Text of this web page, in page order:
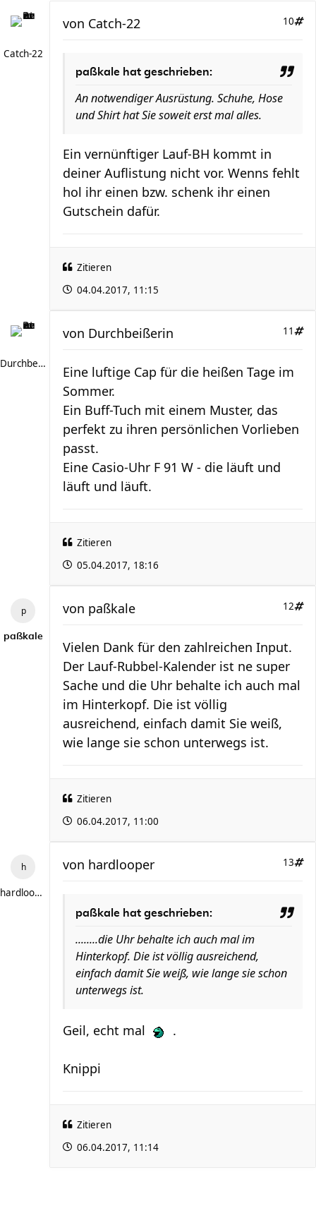
Catch-22
10
von Catch-22
paßkale hat geschrieben:
An notwendiger Ausrüstung. Schuhe, Hose
und Shirt hat Sie soweit erst mal alles.
Ein vernünftiger Lauf-BH kommt in
deiner Auflistung nicht vor. Wenns fehlt
hol ihr einen bzw. schenk ihr einen
Gutschein dafür.
Zitieren
04.04.2017, 11:15
Durchbeißerin
11
von Durchbeißerin
Eine luftige Cap für die heißen Tage im
Sommer.
Ein Buff-Tuch mit einem Muster, das
perfekt zu ihren persönlichen Vorlieben
passt.
Eine Casio-Uhr F 91 W - die läuft und
läuft und läuft.
Zitieren
05.04.2017, 18:16
paßkale
12
von paßkale
Vielen Dank für den zahlreichen Input.
Der Lauf-Rubbel-Kalender ist ne super
Sache und die Uhr behalte ich auch mal
im Hinterkopf. Die ist völlig
ausreichend, einfach damit Sie weiß,
wie lange sie schon unterwegs ist.
Zitieren
06.04.2017, 11:00
hardlooper
13
von hardlooper
paßkale hat geschrieben:
........die Uhr behalte ich auch mal im
Hinterkopf. Die ist völlig ausreichend,
einfach damit Sie weiß, wie lange sie schon
unterwegs ist.
Geil, echt mal .
Knippi
Zitieren
06.04.2017, 11:14